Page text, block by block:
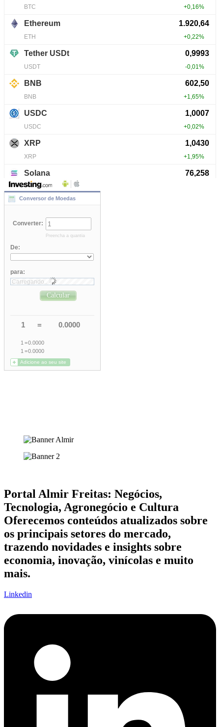
Portal Almir Freitas: Negócios,
Tecnologia, Agronegócio e Cultura
Oferecemos conteúdos atualizados sobre
os principais setores do mercado,
trazendo novidades e insights sobre
economia, inovação, vinícolas e muito
mais.
Linkedin